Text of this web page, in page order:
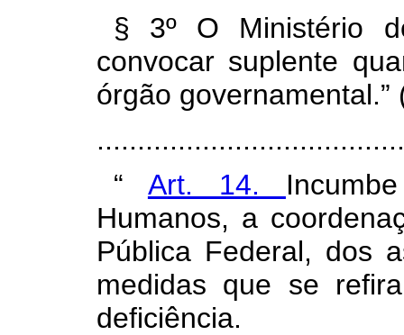
§ 3º O Ministério
convocar suplente
órgão governamental.”
“ Art. 14.
Humanos, a
Pública Federal, dos
medidas que se
deficiência.